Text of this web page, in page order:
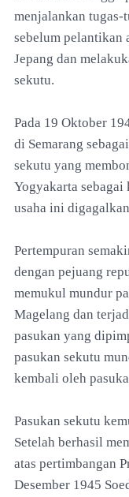
menjalankan tugas-
sebelum pelantikan
Jepang dan
sekutu.
Pada 19 Oktober
di Semarang
sekutu yang
Yogyakarta
usaha ini
Pertempuran
dengan pejuang
memukul mundur
Magelang dan
pasukan yang
pasukan sekutu
kembali oleh
Pasukan sekutu
Setelah berhasil
atas pertimbangan
Desember 1945